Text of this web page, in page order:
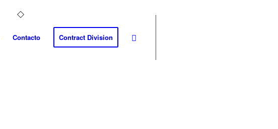
Contacto Contract Division